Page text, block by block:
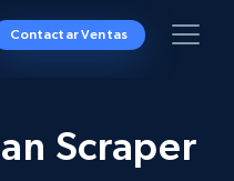
Contactar Ventas
Scraper